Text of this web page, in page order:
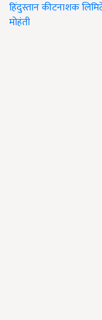
हिंदुस्तान कीटनाशक
मोहंती